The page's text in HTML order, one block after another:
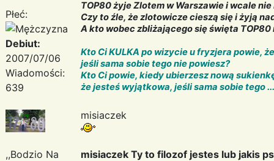
Płeć:
Debiut:
2007/07/06
Wiadomości:
639
,,Bodzio Na
TOP80 żyje Zlotem w Warszawie i wcale
Czy to źle, że zlotowicze cieszą się i żyją
A kto wobec zbliżającego się święta TOP80
Kto Ci KULKA po wizycie u fryzjera powie,
jeśli sama sobie tego nie powiesz?
Kto Ci powie, kiedy ubierzesz nową
że jesteś wyjątkowa, jeśli sama sobie tego
misiaczek
misiaczek Ty to filozof jestes lub jakis